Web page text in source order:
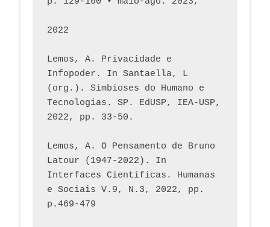
2022
Lemos, A. Privacidade e
Infopoder. In Santaella, L
(org.). Simbioses do Humano e
Tecnologias. SP. EdUSP, IEA-USP,
2022, pp. 33-50.
Lemos, A. O Pensamento de Bruno
Latour (1947-2022). In
Interfaces Científicas. Humanas
e Sociais V.9, N.3, 2022, pp.
p.469-479